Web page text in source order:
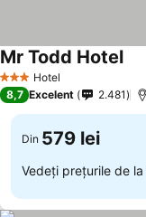
3 SteleHotel
Mr Todd Hotel
8,7 Excelent 2.481
Din 579 lei
Vedeți prețurile de la